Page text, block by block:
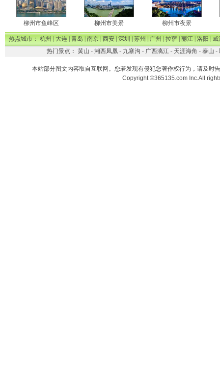
柳州市鱼峰区 柳州市美景 柳州市夜景
热点城市：杭州|大连|青岛|南京|西安|深圳|苏州|广州|拉萨|丽江|洛阳|威
热门景点： 黄山 - 湘西凤凰- 九寨沟 - 广西漓江- 天涯海角 - 泰山 -
本站部分图文内容取自互联网。您若发现有侵犯您著作权行为，请及时
Copyright ©365135.com Inc.All